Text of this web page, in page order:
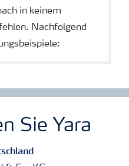
in keinem
Nachfolgend
Sie Yara